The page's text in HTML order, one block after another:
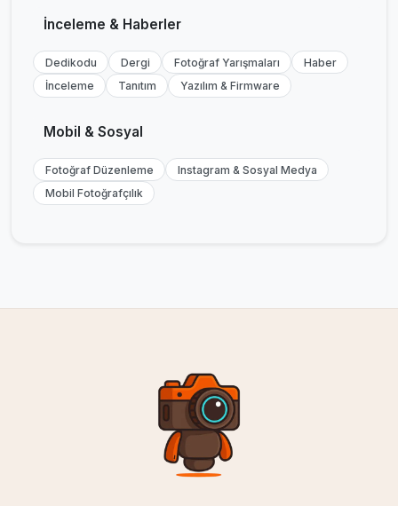
İnceleme & Haberler
Dedikodu Dergi Fotoğraf Yarışmaları
Haber
İnceleme
Tanıtım Yazılım & Firmware
Mobil & Sosyal
Fotoğraf Düzenleme
Instagram & Sosyal Medya
Mobil Fotoğrafçılık